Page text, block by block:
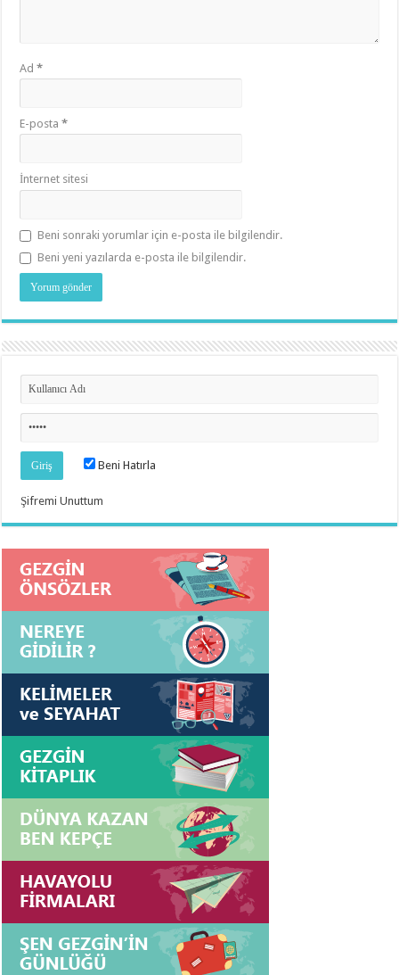
Ad*
E-posta*
İnternet sitesi
Beni sonraki yorumlar için e-posta ile bilgilendir.
Beni yeni yazılarda e-posta ile bilgilendir.
Beni Hatırla
Şifremi Unuttum